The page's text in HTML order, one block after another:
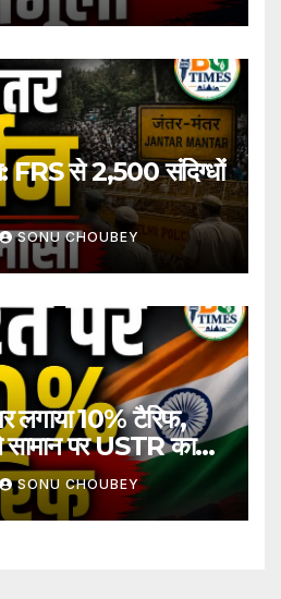
FRS से 2,500 संदिग्धों
SONU CHOUBEY
लगाया 10% टैरिफ,
सामान पर USTR का
SONU CHOUBEY